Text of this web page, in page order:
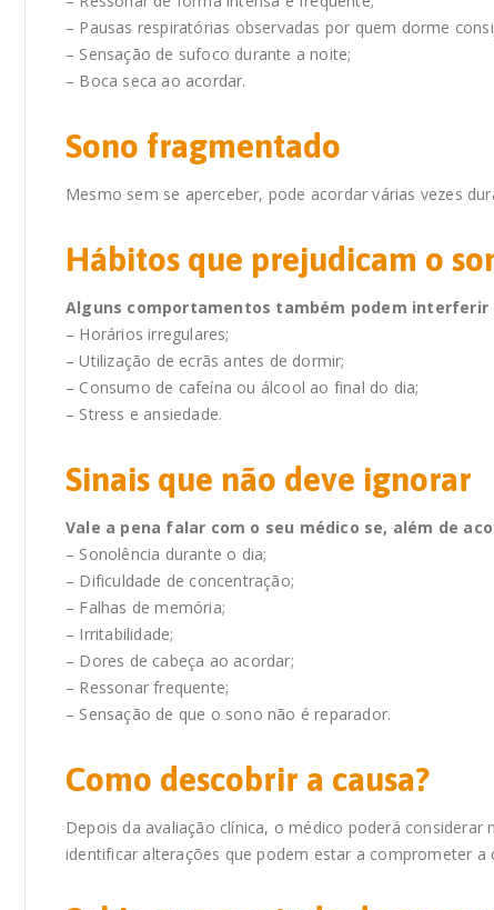
– Pausas respiratórias observadas por quem dorme
– Sensação de sufoco durante a noite;
– Boca seca ao acordar.
Sono fragmentado
Mesmo sem se aperceber, pode acordar várias vezes
Hábitos que prejudicam o
Alguns comportamentos também podem interferir
– Horários irregulares;
– Utilização de ecrãs antes de dormir;
– Consumo de cafeína ou álcool ao final do dia;
– Stress e ansiedade.
Sinais que não deve ignorar
Vale a pena falar com o seu médico se, além de
– Sonolência durante o dia;
– Dificuldade de concentração;
– Falhas de memória;
– Irritabilidade;
– Dores de cabeça ao acordar;
– Ressonar frequente;
– Sensação de que o sono não é reparador.
Como descobrir a causa?
Depois da avaliação clínica, o médico poderá considerar
identificar alterações que podem estar a comprometer a